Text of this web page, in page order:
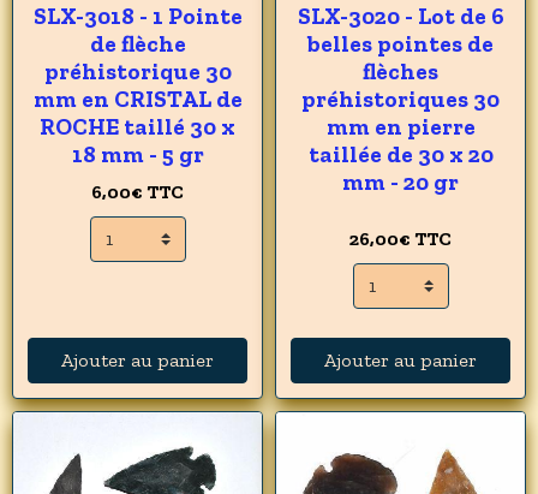
SLX-3018 - 1 Pointe
de flèche
préhistorique 30
mm en CRISTAL de
ROCHE taillé 30 x
18 mm - 5 gr
6,00€ TTC
Ajouter au panier
SLX-3020 - Lot de 6
belles pointes de
flèches
préhistoriques 30
mm en pierre
taillée de 30 x 20
mm - 20 gr
26,00€ TTC
Ajouter au panier